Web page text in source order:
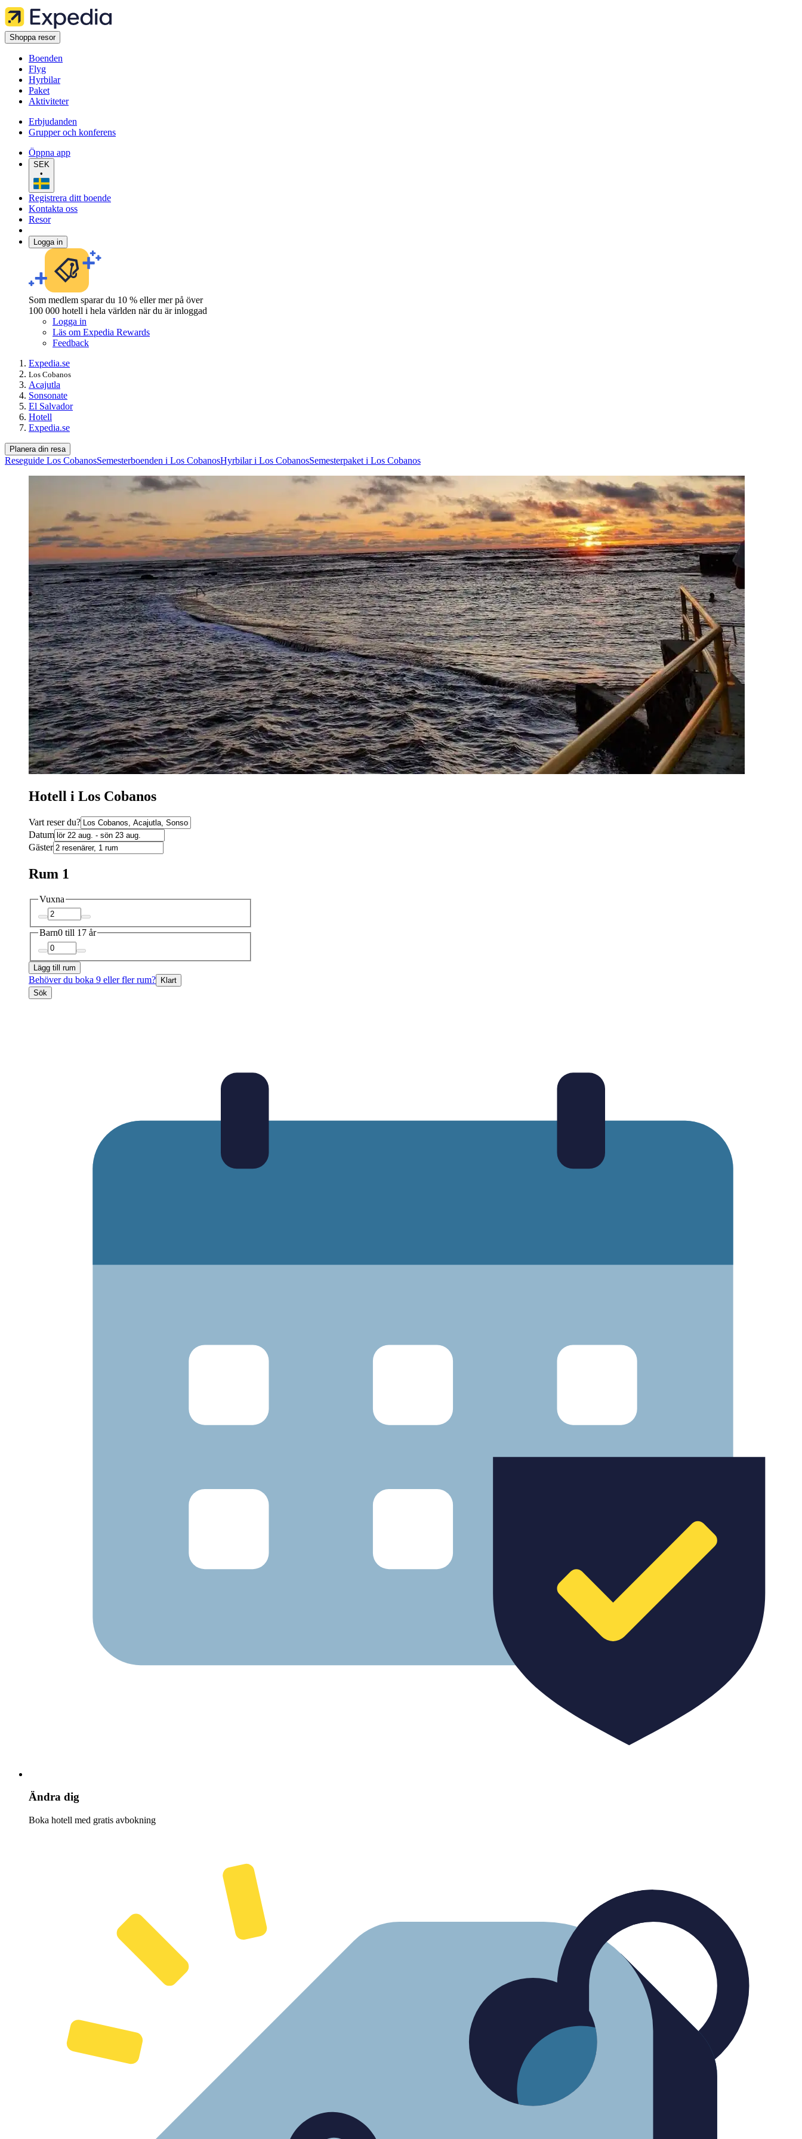
Shoppa resor
Boenden
Flyg
Hyrbilar
Paket
Aktiviteter
Erbjudanden
Grupper och konferens
Öppna app
SEK
•
Registrera ditt boende
Kontakta oss
Resor
Logga in
Som medlem sparar du 10 % eller mer på över
100 000 hotell i hela världen när du är inloggad
Logga in
Läs om Expedia Rewards
Feedback
Expedia.se
Los Cobanos
Acajutla
Sonsonate
El Salvador
Hotell
Expedia.se
Planera din resa
Reseguide Los CobanosSemesterboenden i Los CobanosHyrbilar i Los CobanosSemesterpaket i Los Cobanos
Hotell i Los Cobanos
Vart reser du?
Datum
Gäster
Rum 1
Vuxna
Barn0 till 17 år
Lägg till rum
Behöver du boka 9 eller fler rum? Klart
Sök
Ändra dig
Boka hotell med gratis avbokning